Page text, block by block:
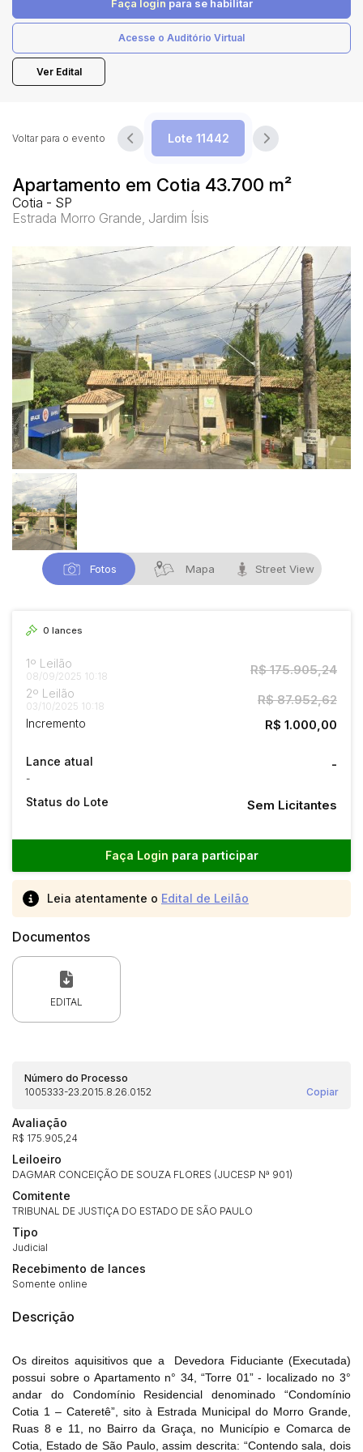
Faça login para se habilitar
Acesse o Auditório Virtual
Ver Edital
Apartamento em Cotia 43.700 m²
Cotia - SP
Estrada Morro Grande, Jardim Ísis
Voltar para o evento
Fotos Mapa Street View
0 lances
1º Leilão
08/09/2025 10:18 R$ 175.905,24
2º Leilão
03/10/2025 10:18 R$ 87.952,62
Incremento R$ 1.000,00
Lance atual
-
-
Status do Lote Sem Licitantes
Faça Login para participar
Leia atentamente o Edital de Leilão
Documentos
EDITAL
Número do Processo
1005333-23.2015.8.26.0152
Copiar
Avaliação
R$ 175.905,24
Leiloeiro
DAGMAR CONCEIÇÃO DE SOUZA FLORES (JUCESP Nª 901)
Comitente
TRIBUNAL DE JUSTIÇA DO ESTADO DE SÃO PAULO
Tipo
Judicial
Recebimento de lances
Somente online
Descrição
Os direitos aquisitivos que a
Devedora Fiduciante (Executada)
possui sobre o Apartamento n° 34, “Torre 01” - localizado no 3°
andar do Condomínio Residencial denominado “Condomínio
Cotia 1 – Cateretê”, sito à Estrada Municipal do Morro Grande,
Ruas 8 e 11, no Bairro da Graça, no Município e Comarca de
Cotia, Estado de São Paulo, assim descrita: “Contendo sala, dois